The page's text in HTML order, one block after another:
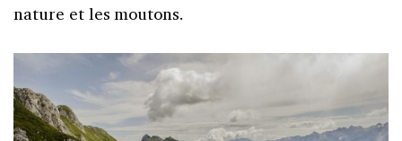
nature et les moutons.